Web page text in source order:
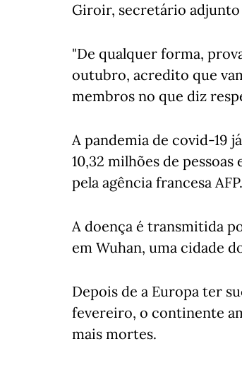
Giroir, secretário adjunto
"De qualquer forma,
outubro, acredito que
membros no que diz
A pandemia de covid-19
10,32 milhões de
pela agência francesa AFP.
A doença é transmitida
em Wuhan, uma cidade
Depois de a Europa ter
fevereiro, o continente
mais mortes.